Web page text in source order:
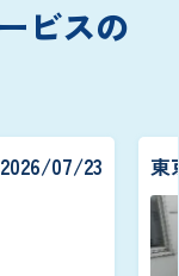
ビスの
2026/07/23 東